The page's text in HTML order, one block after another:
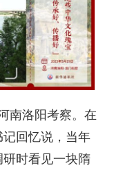
南洛阳考察。在
回忆说，当年
时看见一块隋